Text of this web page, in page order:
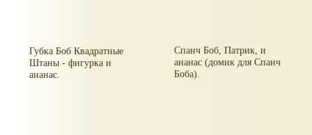
Губка Боб Квадратные
Штаны - фигурка и
ананас.
Спанч Боб, Патрик, и
ананас (домик для Спанч
Боба).